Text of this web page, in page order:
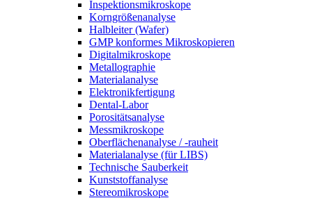
Inspektionsmikroskope
Korngrößenanalyse
Halbleiter (Wafer)
GMP konformes Mikroskopieren
Digitalmikroskope
Metallographie
Materialanalyse
Elektronikfertigung
Dental-Labor
Porositätsanalyse
Messmikroskope
Oberflächenanalyse / -rauheit
Materialanalyse (für LIBS)
Technische Sauberkeit
Kunststoffanalyse
Stereomikroskope